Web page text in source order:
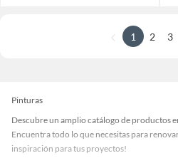
1 2 3
Pinturas
Descubre un amplio catálogo de productos
Encuentra todo lo que necesitas para
inspiración para tus proyectos!